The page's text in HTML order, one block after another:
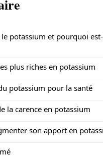
le potassium et pourquoi
plus riches en potassium
potassium pour la santé
la carence en potassium
son apport en